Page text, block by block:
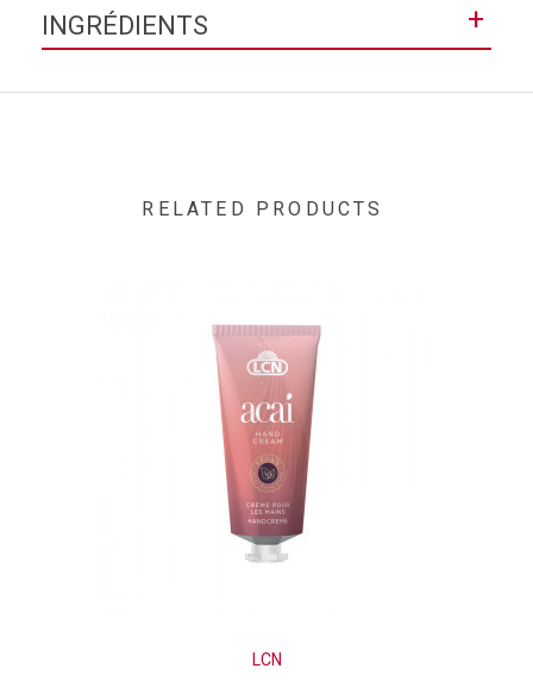
INGRÉDIENTS +
Tocopherol, Menthol, Caprylic/Capric Triglyceride, Ascorbyl
RELATED PRODUCTS
LCN